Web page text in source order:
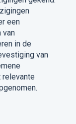
een
van
in de
van